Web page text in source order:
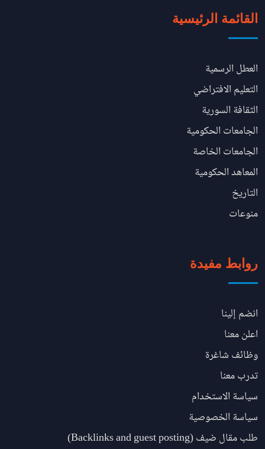
القائمة الرئيسية
العطل الرسمية
التعليم الافتراضي
الثقافة السورية
الجامعات الحكومية
الجامعات الخاصة
المعاهد الحكومية
التاريخ
منوعات
روابط مفيدة
انضم إلينا
اعلن معنا
وظائف شاغرة
تدرب معنا
سياسة الاستخدام
سياسة الخصوصية
طلب مقال ضيف (Backlinks and guest posting)